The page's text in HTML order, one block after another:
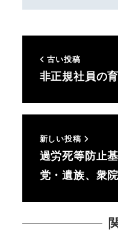
古い投稿
非正規社員の
新しい投稿
過労死等防止
党・遺族、衆